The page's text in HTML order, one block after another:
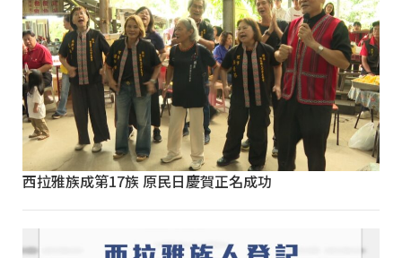
西拉雅族成第17族 原民日慶賀正名成功